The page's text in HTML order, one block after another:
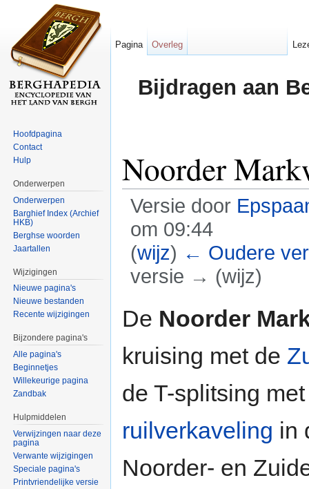
Bijdragen aan
Noorder
Versie door
om 09:44
(wijz) ← Oudere
versie → (wijz)
De Noorder
kruising met de
de T-splitsing
ruilverkaveling in
Noorder- en
Pagina Overleg
Hoofdpagina
Contact
Hulp
Onderwerpen
Onderwerpen
Barghief Index (Archief
HKB)
Berghse woorden
Jaartallen
Wijzigingen
Nieuwe pagina's
Nieuwe bestanden
Recente wijzigingen
Bijzondere pagina's
Alle pagina's
Beginnetjes
Willekeurige pagina
Zandbak
Hulpmiddelen
Verwijzingen naar deze
pagina
Verwante wijzigingen
Speciale pagina's
Printvriendelijke versie